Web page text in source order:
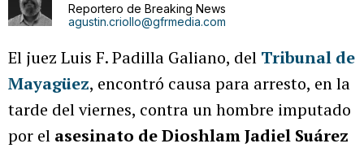
Reportero de Breaking News
agustin.criollo@gfrmedia.com
El juez Luis F. Padilla Galiano, del Tribunal de
Mayagüez, encontró causa para arresto, en la
tarde del viernes, contra un hombre imputado
por el asesinato de Dioshlam Jadiel Suárez